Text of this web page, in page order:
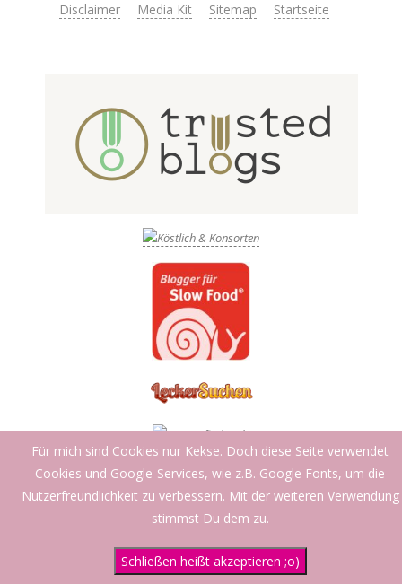
Disclaimer
Media Kit Sitemap Startseite
Datenschutzerklärung Designed usingCreattica . Powered byWordPress.
Für mich sind Cookies nur Kekse. Doch diese Seite verwendet
Cookies und Google-Services, wie z.B. Google Fonts, um die
Nutzerfreundlichkeit zu verbessern. Mit der weiteren Verwendung
stimmst Du dem zu.
Schließen heißt akzeptieren ;o)